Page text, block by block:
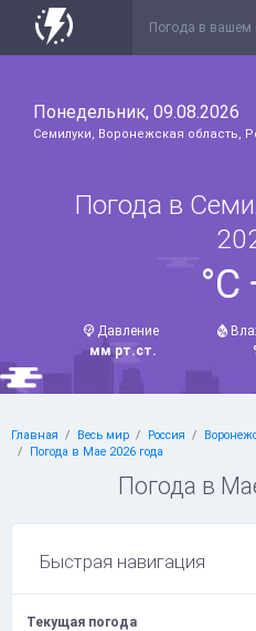
Понедельник, 09.08.2026
Семилуки, Воронежская область,
Погода в
°C
Давление
мм рт.ст.
Главная Весь мир Россия
Погода в Мае 2026 года
Погода в
Быстрая навигация
Текущая погода